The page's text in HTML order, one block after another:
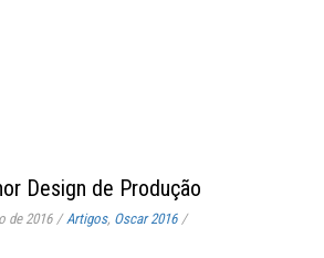
Design de Produção
de 2016 / Artigos, Oscar 2016 /